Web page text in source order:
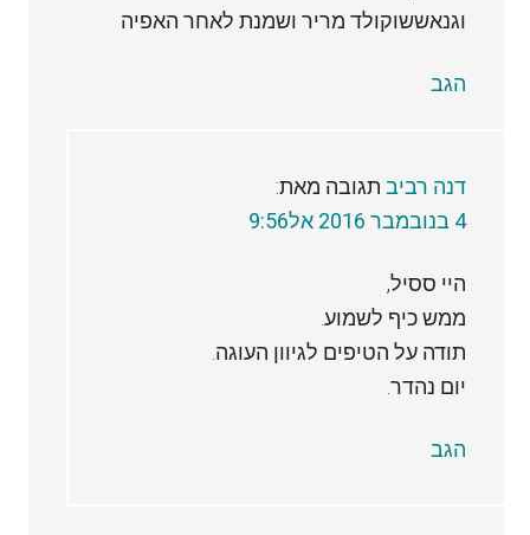
וגנאששוקולד מריר ושמנת לאחר האפיה
הגב
דנה רביב תגובה מאת:
4 בנובמבר 2016 אל9:56
היי ססיל,
ממש כיף לשמוע.
תודה על הטיפים לגיוון העוגה.
יום נהדר.
הגב